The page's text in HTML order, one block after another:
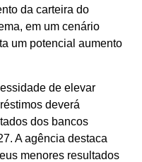
da carteira do
em um cenário
um potencial aumento
de elevar
deverá
dos bancos
A agência destaca
menores resultados